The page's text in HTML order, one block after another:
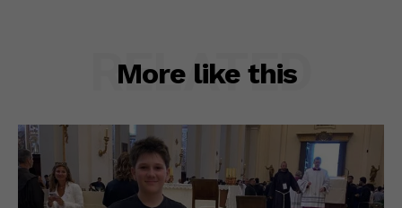
More like this
RELATED